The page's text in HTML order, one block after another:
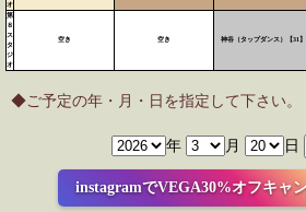
オ
第
８
ス
タ
ジ
オ
空き 空き 神谷（タップダンス）【31
◆ご予定の年・月・日を指定して下さい。
年 月 日
instagramでVEGA30%オフキャ